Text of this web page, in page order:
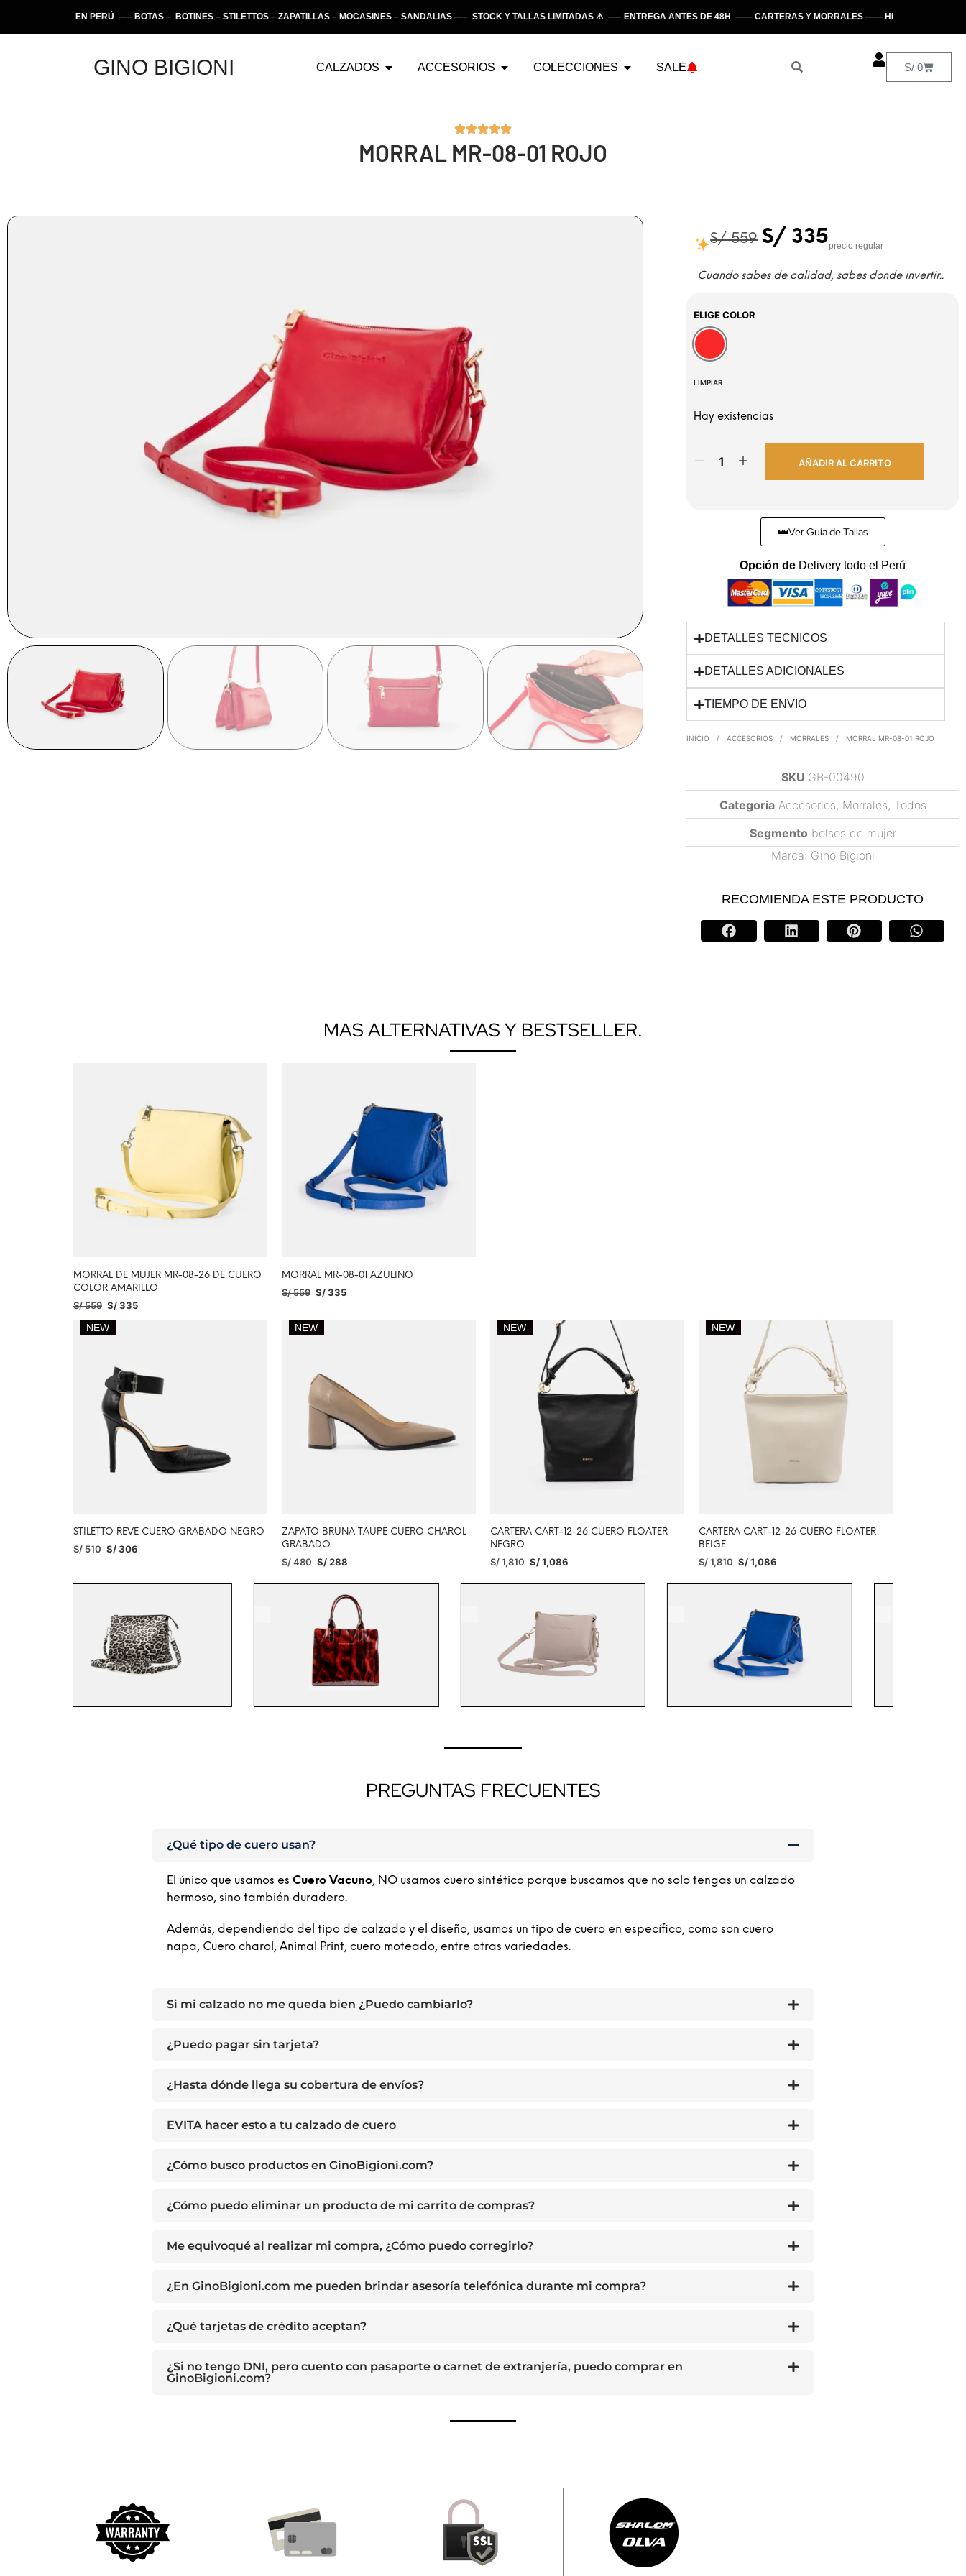
EN PERÚ —– BOTAS – BOTINES – STILETTOS – ZAPATILLAS – MOCASINES – SANDALIAS —– STOCK Y TALLAS LIMITADAS ⚠ —– ENTREGA ANTES DE 48H —— CARTERAS Y MORRALES —— HECHO EN PERÚ
GINO BIGIONI CALZADOS ACCESORIOS COLECCIONES SALE S/ 0
MORRAL MR-08-01 ROJO
S/559 S/ 335precio regular
Cuando sabes de calidad, sabes donde invertir..
ELIGE COLOR
Rojo
LIMPIAR
Hay existencias
AÑADIR AL CARRITO
Ver Guía de Tallas
Opción de Envios rápidos
DETALLES TECNICOS
DETALLES ADICIONALES
TIEMPO DE ENVIO
INICIO / ACCESORIOS / MORRALES / MORRAL MR-08-01 ROJO
SKU GB-00490
Categoria Accesorios, Morrales, Todos
Segmento bolsos de mujer
Marca: Gino Bigioni
RECOMIENDA ESTE PRODUCTO
MAS ALTERNATIVAS Y BESTSELLER.
MORRAL DE MUJER MR-08-26 DE CUERO
COLOR AMARILLO
S/559 S/335
AÑADIR AL CARRITO
MORRAL MR-08-01 AZULINO
S/559 S/335
NEW
STILETTO REVE CUERO GRABADO NEGRO
S/510 S/306
NEW
ZAPATO BRUNA TAUPE CUERO CHAROL
GRABADO
S/480 S/288
SELECCIONAR OPCIONES
NEW
CARTERA CART-12-26 CUERO FLOATER
NEGRO
S/1,810 S/1,086
AÑADIR AL CARRITO
NEW
CARTERA CART-12-26 CUERO FLOATER
BEIGE
S/1,810 S/1,086
AÑADIR AL CARRITO
PREGUNTAS FRECUENTES
¿Qué tipo de cuero usan?
El único que usamos es Cuero Vacuno, NO usamos cuero sintético porque buscamos que no solo tengas un calzado
hermoso, sino también duradero.
Además, dependiendo del tipo de calzado y el diseño, usamos un tipo de cuero en específico, como son cuero
napa, Cuero charol, Animal Print, cuero moteado, entre otras variedades.
Si mi calzado no me queda bien ¿Puedo cambiarlo?
¿Puedo pagar sin tarjeta?
¿Hasta dónde llega su cobertura de envíos?
EVITA hacer esto a tu calzado de cuero
¿Cómo busco productos en GinoBigioni.com?
¿Cómo puedo eliminar un producto de mi carrito de compras?
Me equivoqué al realizar mi compra, ¿Cómo puedo corregirlo?
¿En GinoBigioni.com me pueden brindar asesoría telefónica durante mi compra?
¿Qué tarjetas de crédito aceptan?
¿Si no tengo DNI, pero cuento con pasaporte o carnet de extranjería, puedo comprar en
GinoBigioni.com?